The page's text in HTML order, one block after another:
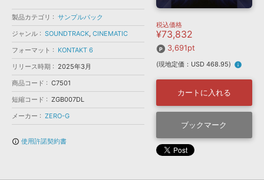
ソフトウェア／ツール »
DAW »
効果音 »
BGM »
特集 »
ニュースレター »
SONICWIREブログ »
製品サポート情報 »
DTMガイド »
FAQ »
お問い合わせ »
音楽カード
楽曲配信流通 サービス
無償のサウンド管理ソフト
ソフト音源 プラグイン・エフェクト
ソフトウェア／ツール 効果音
メーカー
フォーマット
ランキング
製品カテゴリ
サンプルパック
ジャンル
SOUNDTRACK, CINEMATIC
フォーマット
KONTAKT 6
リリース時期
2025年3月
商品コード
C7501
短縮コード
ZGB007DL
メーカー
ZERO-G
info_outline 使用許諾契約書
税込価格
¥73,832
3,691pt
(現地定価：USD 468.95) info
カートに入れる
ブックマーク